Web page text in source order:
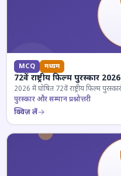
MCQ मध्यम
72वें राष्ट्रीय फिल्म पुरस्कार 2026
2026 में घोषित 72वें राष्ट्रीय फिल्म
पुरस्कार और सम्मान प्रश्नोत्तरी
क्विज़ लें